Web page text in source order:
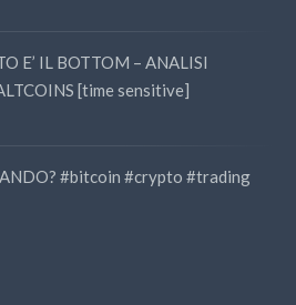
E’ IL BOTTOM – ANALISI
[time sensitive]
#bitcoin #crypto #trading